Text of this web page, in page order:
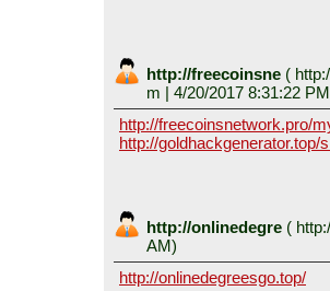
http://freecoinsne (
m | 4/20/2017 8:31:22
http://freecoinsnetwork.pro/
http://
http://onlinedegre (
AM)
http://onlinedegreesgo.top/